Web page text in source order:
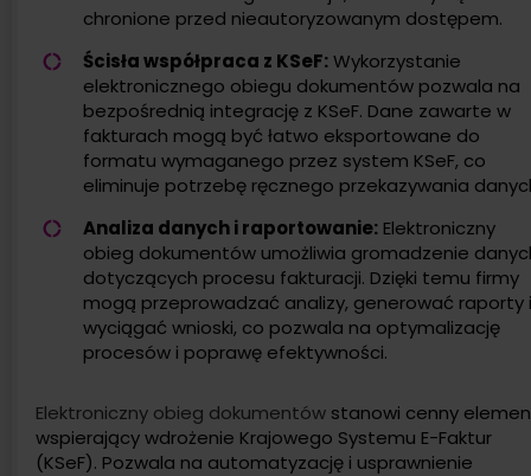
chronione przed nieautoryzowanym dostępem.
Ścisła współpraca z KSeF:Wykorzystanie
elektronicznego obiegu dokumentów pozwala na
bezpośrednią integrację z KSeF. Dane zawarte w
fakturach mogą być łatwo eksportowane do
formatu wymaganego przez system KSeF, co
eliminuje potrzebę ręcznego przekazywania
Analiza danych i raportowanie:Elektroniczny
obieg dokumentów umożliwia gromadzenie
dotyczących procesu fakturacji. Dzięki temu firmy
mogą przeprowadzać analizy, generować raporty i
wyciągać wnioski, co pozwala na optymalizację
procesów i poprawę efektywności.
Elektroniczny obieg dokumentówstanowi cenny
wspierający wdrożenie Krajowego Systemu E-Faktur
(KSeF). Pozwala na automatyzację i usprawnienie